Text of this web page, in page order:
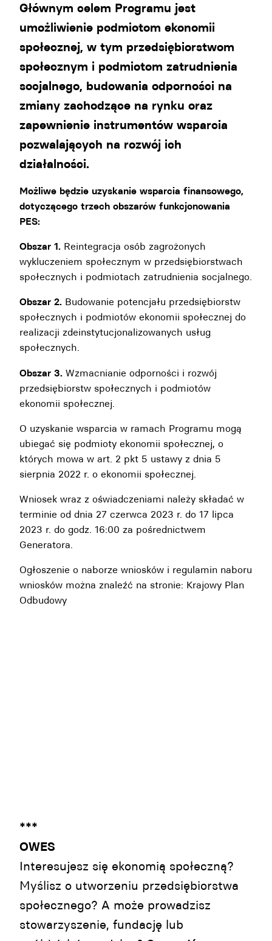
Głównym celem Programu jest
umożliwienie podmiotom ekonomii
społecznej, w tym przedsiębiorstwom
społecznym i podmiotom zatrudnienia
socjalnego, budowania odporności na
zmiany zachodzące na rynku oraz
zapewnienie instrumentów wsparcia
pozwalających na rozwój ich
działalności.
Możliwe będzie uzyskanie wsparcia finansowego,
dotyczącego trzech obszarów funkcjonowania
PES:
Obszar 1. Reintegracja osób zagrożonych
wykluczeniem społecznym w przedsiębiorstwach
społecznych i podmiotach zatrudnienia socjalnego.
Obszar 2. Budowanie potencjału przedsiębiorstw
społecznych i podmiotów ekonomii społecznej do
realizacji zdeinstytucjonalizowanych usług
społecznych.
Obszar 3. Wzmacnianie odporności i rozwój
przedsiębiorstw społecznych i podmiotów
ekonomii społecznej.
O uzyskanie wsparcia w ramach Programu mogą
ubiegać się podmioty ekonomii społecznej, o
których mowa w art. 2 pkt 5 ustawy z dnia 5
sierpnia 2022 r. o ekonomii społecznej.
Wniosek wraz z oświadczeniami należy składać w
terminie od dnia 27 czerwca 2023 r. do 17 lipca
2023 r. do godz. 16:00 za pośrednictwem
Generatora
Ogłoszenie o naborze wniosków i regulamin naboru
wniosków można znaleźć na stronie: Krajowy Plan
Odbudowy
***
OWES
Interesujesz się ekonomią społeczną?
Myślisz o utworzeniu przedsiębiorstwa
społecznego? A może prowadzisz
stowarzyszenie, fundację lub